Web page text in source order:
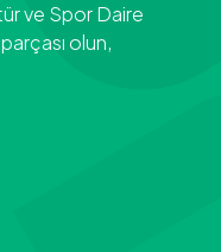
ve Spor Daire
olun,